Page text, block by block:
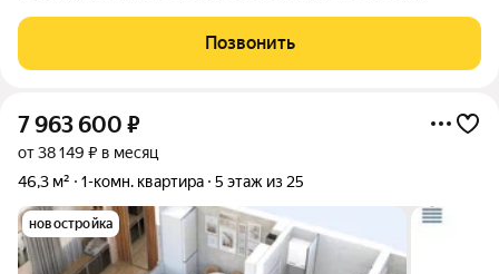
Преимуществa выбoрa имeнно здеcь: Монолитно-киpпичный
Позвонить
7 963 600 ₽
от 38 149 ₽ в месяц
46,3 м²
1-комн. квартира 5 этаж из 25
новостройка